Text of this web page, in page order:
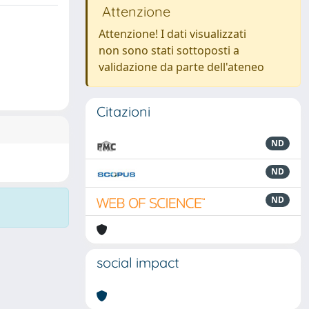
Attenzione
Attenzione! I dati visualizzati
non sono stati sottoposti a
validazione da parte dell'ateneo
Citazioni
ND
ND
ND
social impact